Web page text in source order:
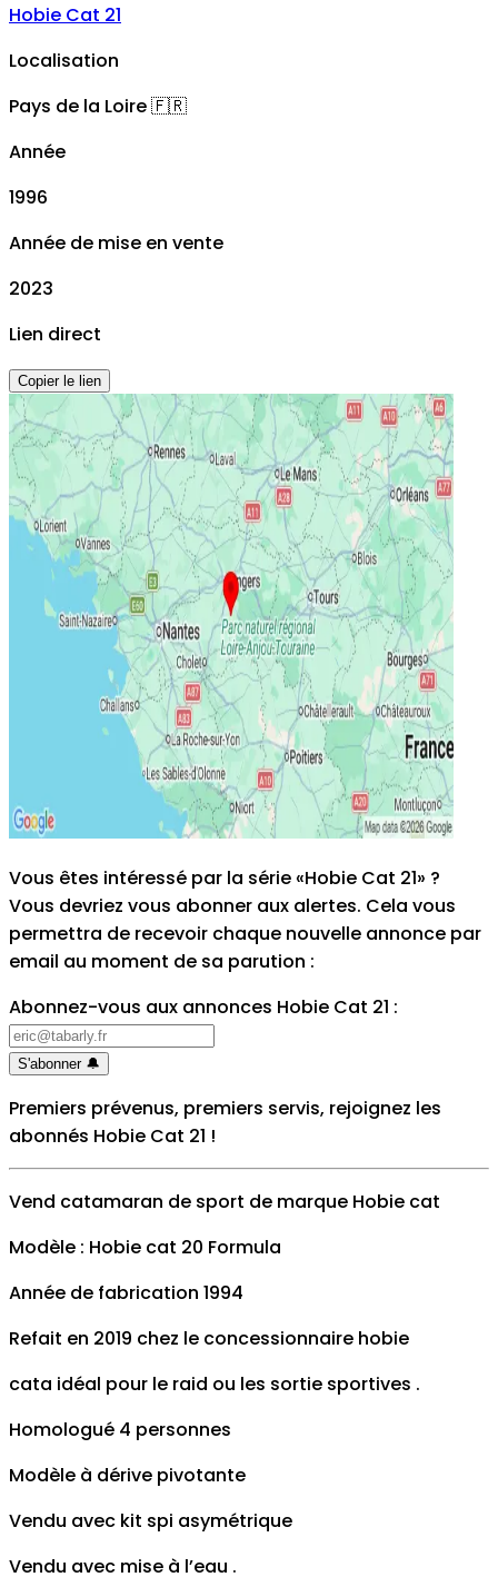
Hobie Cat 21
Localisation
Pays de la Loire🇫🇷
Année
1996
Année de mise en vente
2023
Lien direct
Copier le lien
Vous êtes intéressé par la série «Hobie Cat 21» ?
Vous devriez vous abonner aux alertes. Cela vous
permettra de recevoir chaque nouvelle annonce par
email au moment de sa parution :
Abonnez-vous aux annonces Hobie Cat 21 :
S'abonner 🔔
Premiers prévenus, premiers servis, rejoignez les
abonnés Hobie Cat 21 !
Vend catamaran de sport de marque Hobie cat
Modèle : Hobie cat 20 Formula
Année de fabrication 1994
Refait en 2019 chez le concessionnaire hobie
cata idéal pour le raid ou les sortie sportives .
Homologué 4 personnes
Modèle à dérive pivotante
Vendu avec kit spi asymétrique
Vendu avec mise à l’eau .